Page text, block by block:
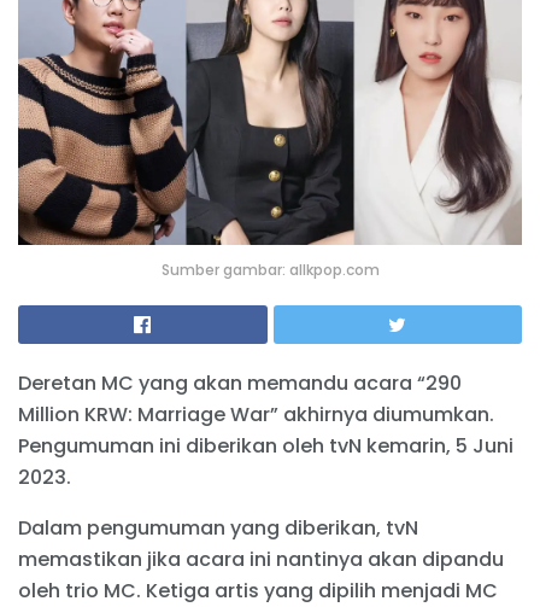
Sumber gambar: allkpop.com
Deretan MC yang akan memandu acara “290
Million KRW: Marriage War” akhirnya diumumkan.
Pengumuman ini diberikan oleh tvN kemarin, 5 Juni
2023.
Dalam pengumuman yang diberikan, tvN
memastikan jika acara ini nantinya akan dipandu
oleh trio MC. Ketiga artis yang dipilih menjadi MC